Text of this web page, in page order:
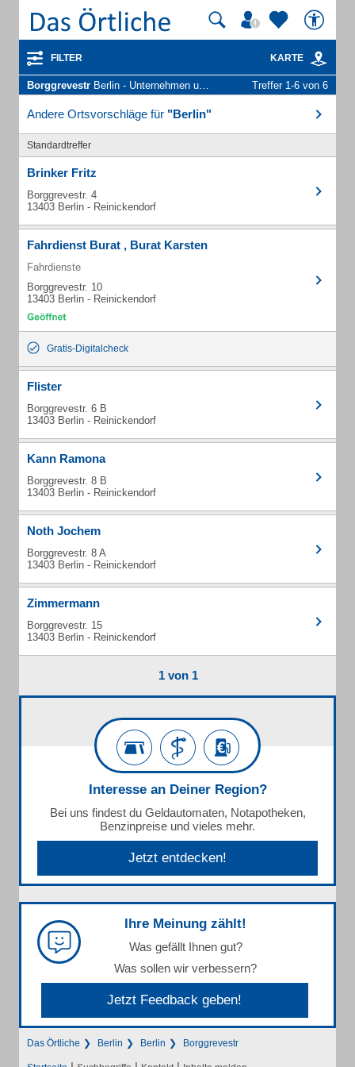
FILTER KARTE
Borggrevestr Berlin - Unternehmen und Personen Treffer 1-6 von 6
Andere Ortsvorschläge für "Berlin"
Standardtreffer
Brinker Fritz
Borggrevestr. 4
13403 Berlin - Reinickendorf
Fahrdienst Burat , Burat Karsten
Fahrdienste
Borggrevestr. 10
13403 Berlin - Reinickendorf
Gratis-Digitalcheck
Flister
Borggrevestr. 6 B
13403 Berlin - Reinickendorf
Kann Ramona
Borggrevestr. 8 B
13403 Berlin - Reinickendorf
Noth Jochem
Borggrevestr. 8 A
13403 Berlin - Reinickendorf
Zimmermann
Borggrevestr. 15
13403 Berlin - Reinickendorf
1 von 1
Interesse an Deiner Region?
Bei uns findest du Geldautomaten, Notapotheken,
Benzinpreise und vieles mehr.
Jetzt entdecken!
Ihre Meinung zählt!
Was gefällt Ihnen gut?
Was sollen wir verbessern?
Jetzt Feedback geben!
Das Örtliche Berlin Berlin Borggrevestr